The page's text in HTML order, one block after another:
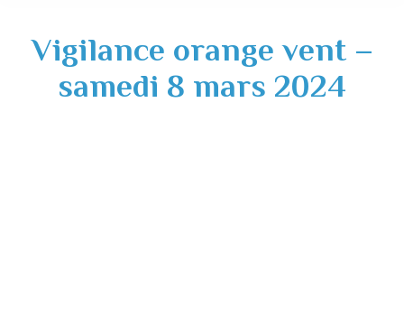
Vigilance orange vent –
samedi 8 mars 2024